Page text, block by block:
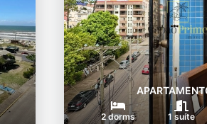
2 dorms 1 suíte